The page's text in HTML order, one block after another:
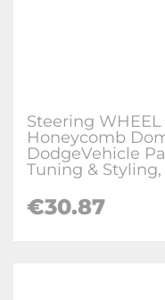
Steering
Honeycomb
DodgeVehicle
Tuning &
€30.87